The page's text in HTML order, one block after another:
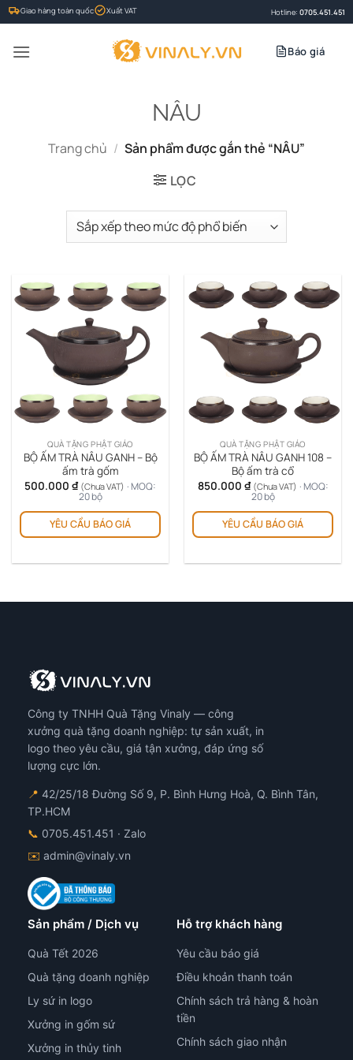
Bỏ
qua
nội
Giao hàng toàn quốc Xuất VAT Hotline: 0705.451.451
Báo giá
NÂU
Trang chủ / Sản phẩm được gắn thẻ “NÂU”
LỌC
QUÀ TẶNG PHẬT GIÁO
BỘ ẤM TRÀ NÂU GANH – Bộ
ấm trà gốm
500.000 ₫ (Chưa VAT) · MOQ:
20 bộ
YÊU CẦU BÁO GIÁ
QUÀ TẶNG PHẬT GIÁO
BỘ ẤM TRÀ NÂU GANH 108 –
Bộ ấm trà cổ
850.000 ₫ (Chưa VAT) · MOQ:
20 bộ
YÊU CẦU BÁO GIÁ
Công ty TNHH Quà Tặng Vinaly — công
xưởng quà tặng doanh nghiệp: tự sản xuất, in
logo theo yêu cầu, giá tận xưởng, đáp ứng số
lượng cực lớn.
📍 42/25/18 Đường Số 9, P. Bình Hưng Hoà, Q. Bình Tân,
TP.HCM
📞 0705.451.451 · Zalo
✉️ admin@vinaly.vn
Sản phẩm / Dịch vụ
Quà Tết 2026
Quà tặng doanh nghiệp
Ly sứ in logo
Xưởng in gốm sứ
Xưởng in thủy tinh
Hỗ trợ khách hàng
Yêu cầu báo giá
Điều khoản thanh toán
Chính sách trả hàng & hoàn
tiền
Chính sách giao nhận